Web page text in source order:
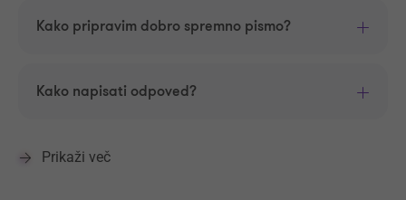
Kako pripravim dobro spremno pismo?
Kako napisati odpoved?
Prikaži več